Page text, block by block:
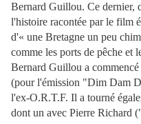
Bernard Guillou. Ce dernier,
l'histoire racontée par le film
d'« une Bretagne un peu
comme les ports de pêche et
Bernard Guillou a
(pour l'émission "Dim Dam
l'ex-O.R.T.F. Il a tourné
dont un avec Pierre Richard